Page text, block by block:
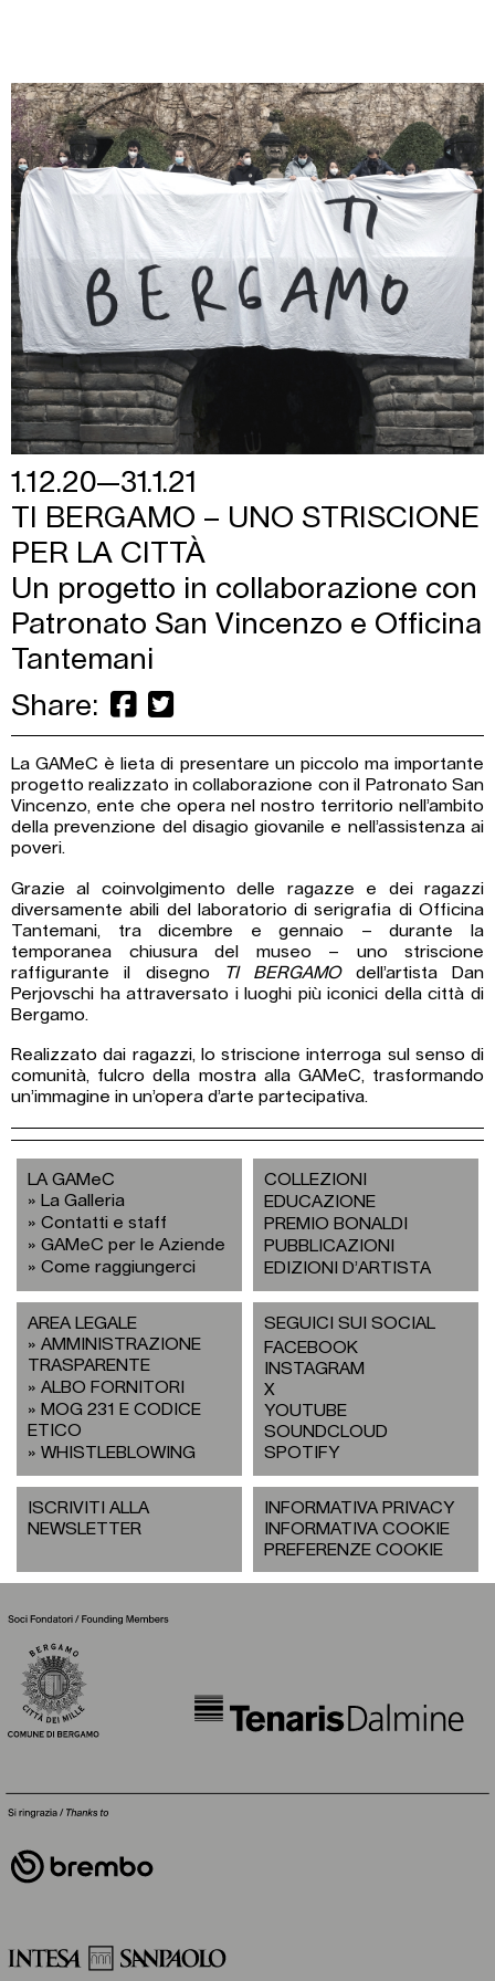
1.12.20—31.1.21
TI BERGAMO – UNO STRISCIONE
PER LA CITTÀ
Un progetto in collaborazione con
Patronato San Vincenzo e Officina
Tantemani
Share:
La GAMeC è lieta di presentare un piccolo ma importante
progetto realizzato in collaborazione con il Patronato San
Vincenzo, ente che opera nel nostro territorio nell’ambito
della prevenzione del disagio giovanile e nell’assistenza ai
poveri.
Grazie al coinvolgimento delle ragazze e dei ragazzi
diversamente abili del laboratorio di serigrafia di Officina
Tantemani, tra dicembre e gennaio – durante la
temporanea chiusura del museo – uno striscione
raffigurante il disegno
TI BERGAMOdell’artista Dan
Perjovschi ha attraversato i luoghi più iconici della città di
Bergamo.
Realizzato dai ragazzi, lo striscione interroga sul senso di
comunità, fulcro della mostra alla GAMeC, trasformando
un’immagine in un’opera d’arte partecipativa.
LA GAMeC
La Galleria
Contatti e staff
GAMeC per le Aziende
Come raggiungerci
COLLEZIONI
EDUCAZIONE
PREMIO BONALDI
PUBBLICAZIONI
EDIZIONI D’ARTISTA
AREA LEGALE
AMMINISTRAZIONE
TRASPARENTE
ALBO FORNITORI
MOG 231 E CODICE
ETICO
WHISTLEBLOWING
SEGUICI SUI SOCIAL
FACEBOOK
INSTAGRAM
X
YOUTUBE
SOUNDCLOUD
SPOTIFY
ISCRIVITI ALLA
NEWSLETTER
INFORMATIVA PRIVACY
INFORMATIVA COOKIE
PREFERENZE COOKIE